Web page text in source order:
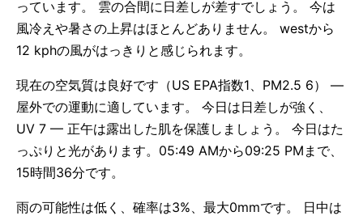
っています。 雲の合間に日差しが差すでしょう。 今は
風冷えや暑さの上昇はほとんどありません。 westから
12 kphの風がはっきりと感じられます。
現在の空気質は良好です（US EPA指数1、PM2.5 6） —
屋外での運動に適しています。 今日は日差しが強く、
UV 7 — 正午は露出した肌を保護しましょう。 今日はた
っぷりと光があります。05:49 AMから09:25 PMまで、
15時間36分です。
雨の可能性は低く、確率は3%、最大0mmです。 日中は